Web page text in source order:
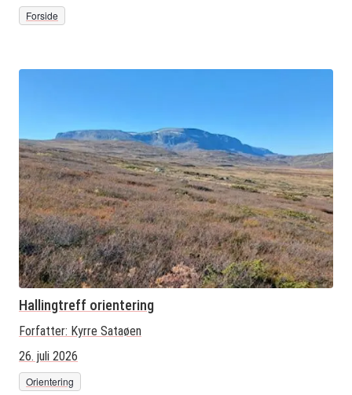
Forside
Hallingtreff orientering
Forfatter: Kyrre Sataøen
26. juli 2026
Orientering